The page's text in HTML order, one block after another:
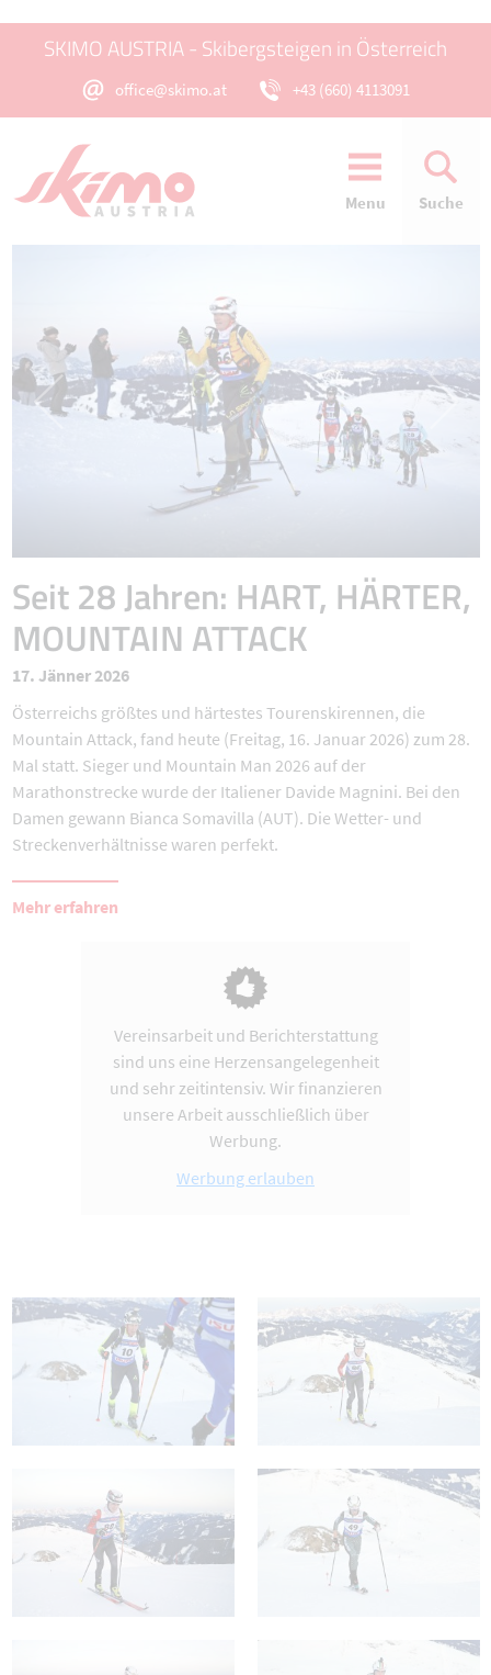
SKIMO AUSTRIA - Skibergsteigen in Österreich
office@skimo.at +43 (660) 4113091
Menu Suche
Seit 28 Jahren: HART, HÄRTER,
MOUNTAIN ATTACK
17. Jänner 2026
Österreichs größtes und härtestes Tourenskirennen, die
Mountain Attack, fand heute (Freitag, 16. Januar 2026) zum 28.
Mal statt. Sieger und Mountain Man 2026 auf der
Marathonstrecke wurde der Italiener Davide Magnini. Bei den
Damen gewann Bianca Somavilla (AUT). Die Wetter- und
Streckenverhältnisse waren perfekt.
Mehr erfahren
Vereinsarbeit und Berichterstattung
sind uns eine Herzensangelegenheit
und sehr zeitintensiv. Wir finanzieren
unsere Arbeit ausschließlich über
Werbung.
Werbung erlauben